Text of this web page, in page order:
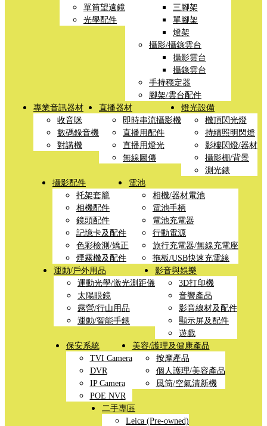
單筒望遠鏡
光學配件
三腳架
單腳架
燈架
攝影/攝錄雲台
攝影雲台
攝錄雲台
手持穩定器
腳架/雲台配件
專業音訊器材
收音咪
數碼錄音機
對講機
直播器材
即時串流攝影機
直播用配件
直播用燈光
無線圖傳
燈光設備
機頂閃光燈
持續照明閃燈
影樓閃燈/器材
攝影棚/背景
測光錶
攝影配件
托架套籠
相機配件
鏡頭配件
記憶卡及配件
色彩檢測/矯正
煙霧機及配件
電池
相機/器材電池
電池手柄
電池充電器
行動電源
旅行充電器/無線充電座
拖板/USB快速充電線
運動/戶外用品
運動光學/激光測距儀
太陽眼鏡
露營/行山用品
運動/智能手錶
影音與娛樂
3D打印機
音響產品
影音線材及配件
顯示屏及配件
遊戲
保安系統
TVI Camera
DVR
IP Camera
POE NVR
美容/護理及健康產品
按摩產品
個人護理/美容產品
風筒/空氣清新機
二手專區
Leica (Pre-owned)